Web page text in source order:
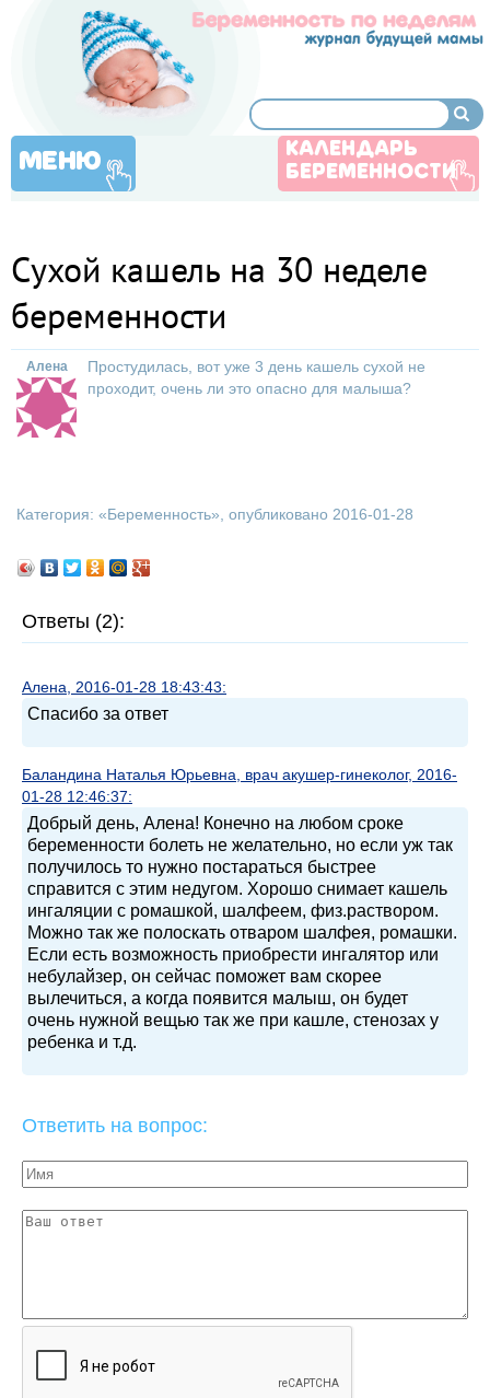
МЕНЮ
КАЛЕНДАРЬ
БЕРЕМЕННОСТИ
Сухой кашель на 30 неделе
беременности
Алена
Простудилась, вот уже 3 день кашель сухой не
проходит, очень ли это опасно для малыша?
Категория: «Беременность», опубликовано 2016-01-28
Ответы (2):
Алена, 2016-01-28 18:43:43:
Спасибо за ответ
Баландина Наталья Юрьевна, врач акушер-гинеколог, 2016-
01-28 12:46:37:
Добрый день, Алена! Конечно на любом сроке
беременности болеть не желательно, но если уж так
получилось то нужно постараться быстрее
справится с этим недугом. Хорошо снимает кашель
ингаляции с ромашкой, шалфеем, физ.раствором.
Можно так же полоскать отваром шалфея, ромашки.
Если есть возможность приобрести ингалятор или
небулайзер, он сейчас поможет вам скорее
вылечиться, а когда появится малыш, он будет
очень нужной вещью так же при кашле, стенозах у
ребенка и т.д.
Ответить на вопрос: